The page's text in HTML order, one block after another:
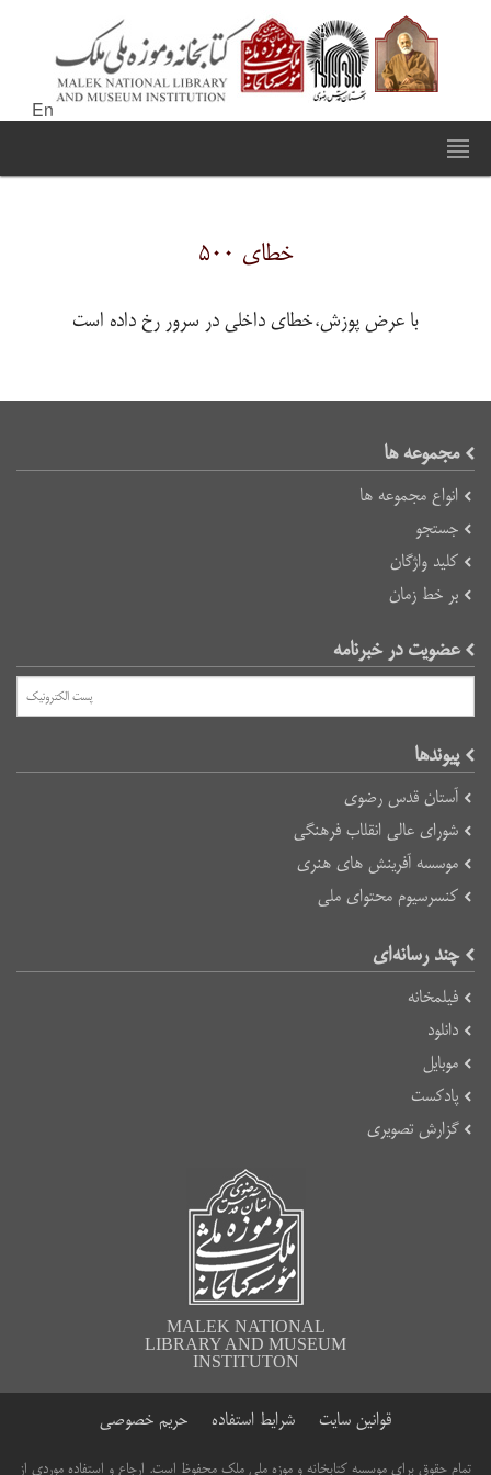
En
خطای ۵۰۰
با عرض پوزش،خطای داخلی در سرور رخ داده است
مجموعه ها
انواع مجموعه ها
جستجو
کلید واژگان
بر خط زمان
عضویت در خبرنامه
پیوند‌ها
آستان قدس رضوی
شورای عالی انقلاب فرهنگی
موسسه آفرینش های هنری
کنسرسیوم محتوای ملی
چند رسانه‌ای
فیلمخانه
دانلود
موبایل
پادکست
گزارش تصویری
MALEK NATIONAL
LIBRARY AND MUSEUM
INSTITUTON
قوانین سایت شرایط استفاده حریم خصوصی
تمام حقوق برای موسسه کتابخانه و موزه ملی ملک محفوظ است. ارجاع و استفاده موردی از